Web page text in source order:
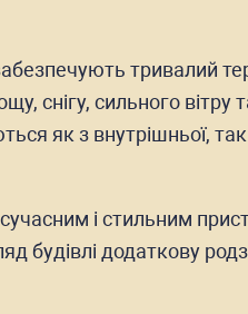
тривалий
снігу, сильного вітру
як з внутрішньої, так
і стильним
будівлі додаткову